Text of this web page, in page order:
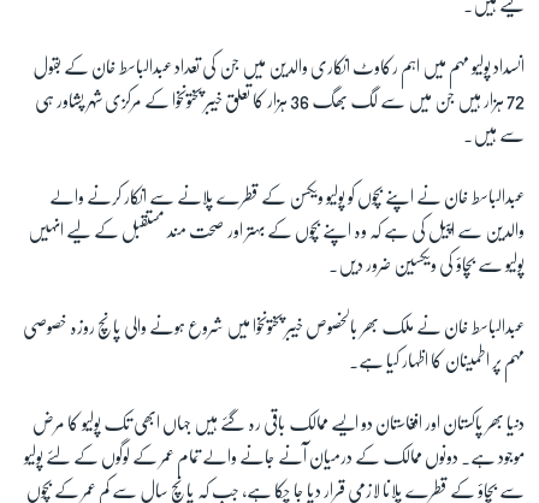
کیے ہیں۔
انسداد پولیو مہم میں اہم رکاوٹ انکاری والدین میں جن کی تعداد عبدالباسط خان کے بقول
72 ہزار ہیں جن میں سے لگ بھگ 36 ہزار کا تعلق خیبر پختونخوا کے مرکزی شہر پشاور ہی
سے ہیں۔
عبدالباسط خان نے اپنے بچوں کو پولیو ویکسن کے قطرے پلانے سے انکار کرنے والے
والدین سے اپیل کی ہے کہ وہ اپنے بچوں کے بہتر اور صحت مند مستقبل کے لیے انہیں
پولیو سے بچاؤ کی ویکسین ضرور دیں۔
عبدالباسط خان نے ملک بھر بالخصوص خیبر پختونخوا میں شروع ہونے والی پانچ روزہ خصوصی
مہم پر اطمینان کا اظہار کیا ہے۔
دنیا بھر پاکستان اور افغاستان دو ایسے ممالک باقی رہ گئے ہیں جہاں ابھی تک پولیو کا مرض
موجود ہے۔ دونوں ممالک کے درمیان آنے جانے والے تمام عمر کے لوگوں کے لئے پولیو
سے بچاؤ کے قطرے پلانا لازمی قرار دیا جا چکا ہے، جب کہ پانچ سال سے کم عمر کے بچوں